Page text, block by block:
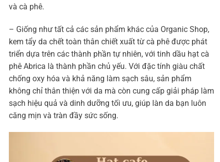
và cà phê.
– Giống như tất cả các sản phẩm khác của Organic Shop,
kem tẩy da chết toàn thân chiết xuất từ cà phê được phát
triển dựa trên các thành phần tự nhiên, với tinh dầu hạt cà
phê Abrica là thành phần chủ yếu. Với đặc tính giàu chất
chống oxy hóa và khả năng làm sạch sâu, sản phẩm
không chỉ thân thiện với da mà còn cung cấp giải pháp làm
sạch hiệu quả và dinh dưỡng tối ưu, giúp làn da bạn luôn
căng mịn và tràn đầy sức sống.